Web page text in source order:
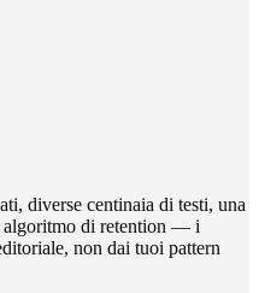
diverse centinaia di testi, una
algoritmo di retention — i
non dai tuoi pattern